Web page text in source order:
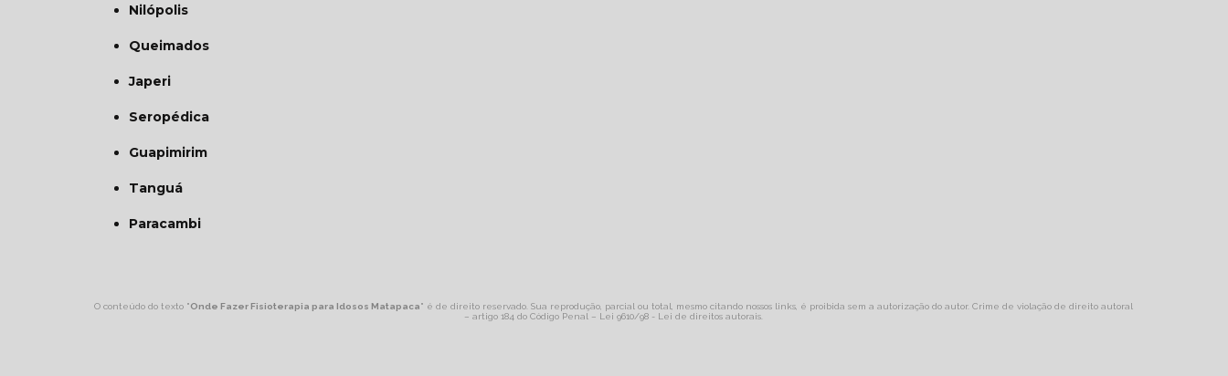
Nilópolis
Queimados
Japeri
Seropédica
Guapimirim
Tanguá
Paracambi
O conteúdo do texto "Onde Fazer Fisioterapia para Idosos Matapaca" é de direito reservado. Sua reprodução, parcial ou total, mesmo citando nossos links, é proibida sem a autorização do autor. Crime de violação de direito autoral
– artigo 184 do Código Penal – Lei 9610/98 - Lei de direitos autorais